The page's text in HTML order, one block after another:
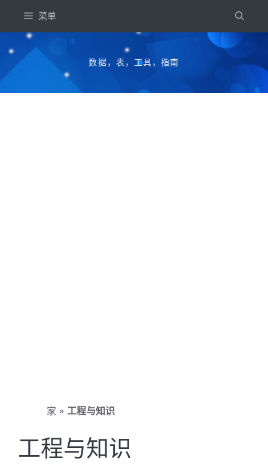
容
菜单
数据，表，工具，指南
家 » 工程与知识
工程与知识